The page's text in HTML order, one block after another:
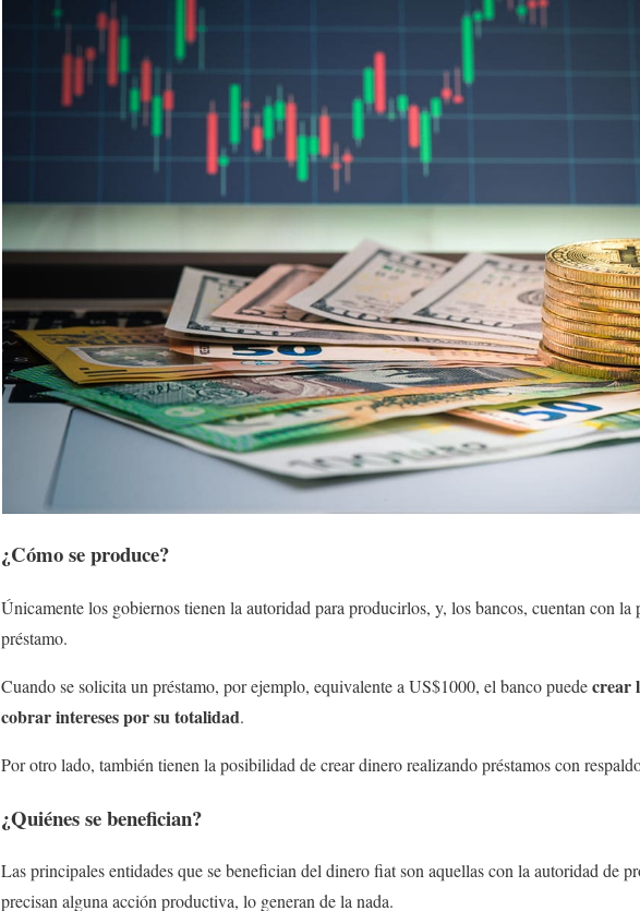
¿Cómo se produce?
Únicamente los gobiernos tienen la autoridad para producirlos, y, los bancos, cuentan con
préstamo.
Cuando se solicita un préstamo, por ejemplo, equivalente a US$1000, el banco puedecrear
cobrar intereses por su totalidad.
Por otro lado, también tienen la posibilidad de crear dinero realizando préstamos con
¿Quiénes se benefician?
Las principales entidades que se benefician del dinero fiat son aquellas con la autoridad de
precisan alguna acción productiva, lo generan de la nada.